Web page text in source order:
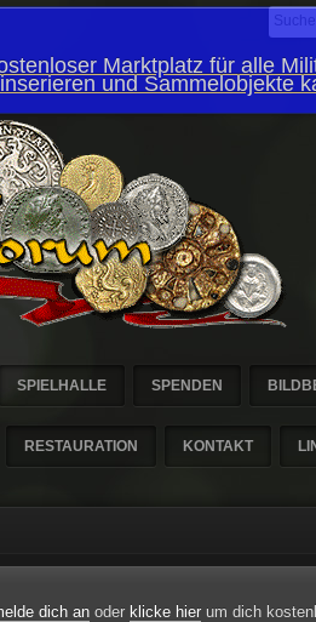
SPIELHALLE SPENDEN
RESTAURATION KONTAKT
Marktplatz für alle
und Sammelobjekte
dich an oder klicke hier um dich